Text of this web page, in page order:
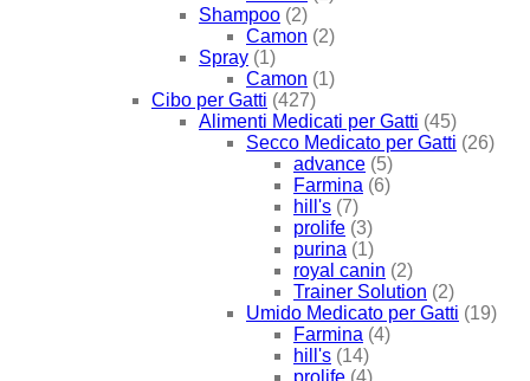
Shampoo (2)
Camon (2)
Spray (1)
Camon (1)
Cibo per Gatti (427)
Alimenti Medicati per Gatti (45)
Secco Medicato per Gatti (26)
advance (5)
Farmina (6)
hill's (7)
prolife (3)
purina (1)
royal canin (2)
Trainer Solution (2)
Umido Medicato per Gatti (19)
Farmina (4)
hill's (14)
prolife (4)